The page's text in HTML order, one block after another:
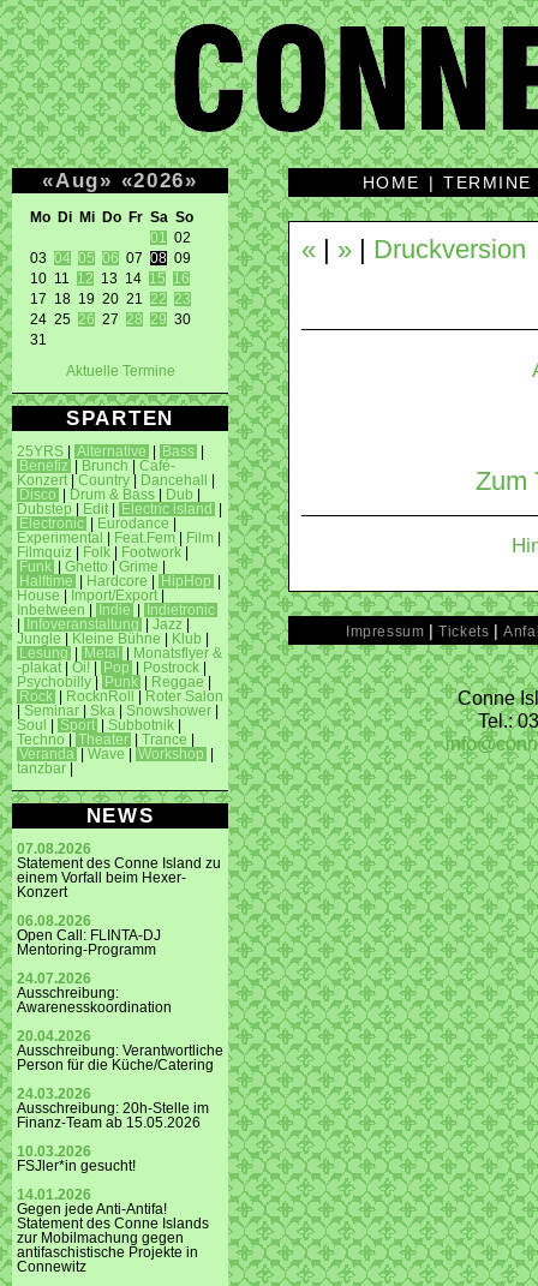
«Aug» «2026»
Mo Di Mi Do Fr Sa So
01
02
03 04 05 06 07 08 09
10 11 12 13 14 15
16
17 18 19 20 21 22
23
24 25 26 27 28 29 30
31
Aktuelle Termine
SPARTEN
25YRS Alternative Bass
Benefiz
Brunch
Café-
Konzert
Country Dancehall
Disco
Drum & Bass Dub
Dubstep
Edit Electric island
Electronic
Eurodance
Experimental
Feat.Fem Film
Filmquiz
Folk Footwork
Funk
Ghetto Grime
Halftime
Hardcore HipHop
House
Import/Export
Inbetween
Indie
Indietronic
Infoveranstaltung Jazz
Jungle
Kleine Bühne Klub
Lesung
Metal
Monatsflyer &
-plakat
Oi! Pop Postrock
Psychobilly
Punk Reggae
Rock
RocknRoll
Roter Salon
Seminar Ska Snowshower
Soul
Sport Subbotnik
Techno
Theater Trance
Veranda
Wave Workshop
tanzbar
NEWS
07.08.2026
Statement des Conne Island zu
einem Vorfall beim Hexer-
Konzert
06.08.2026
Open Call: FLINTA-DJ
Mentoring-Programm
24.07.2026
Ausschreibung:
Awarenesskoordination
20.04.2026
Ausschreibung: Verantwortliche
Person für die Küche/Catering
24.03.2026
Ausschreibung: 20h-Stelle im
Finanz-Team ab 15.05.2026
10.03.2026
FSJler*in gesucht!
14.01.2026
Gegen jede Anti-Antifa!
Statement des Conne Islands
zur Mobilmachung gegen
antifaschistische Projekte in
Connewitz
HOME |TERMINE
« » Druckversion
Zum
Impressum |Tickets |
Conne
Tel.: